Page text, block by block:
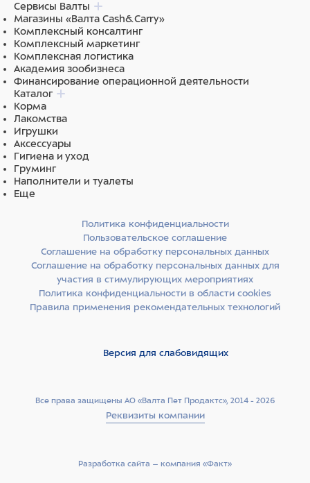
Сервисы Валты
Магазины «Валта Cash&Carry»
Комплексный консалтинг
Комплексный маркетинг
Комплексная логистика
Академия зообизнеса
Финансирование операционной деятельности
Каталог
Корма
Лакомства
Игрушки
Аксессуары
Гигиена и уход
Груминг
Наполнители и туалеты
Еще
Все права защищены АО «Валта Пет Продактс», 2014 - 2026
Реквизиты компании
Политика конфиденциальности
Пользовательское соглашение
Соглашение на обработку персональных данных
Соглашение на обработку персональных данных для
участия в стимулирующих мероприятиях
Политика конфиденциальности в области cookies
Правила применения рекомендательных технологий
Версия для слабовидящих
Разработка сайта –­ компания «Факт»